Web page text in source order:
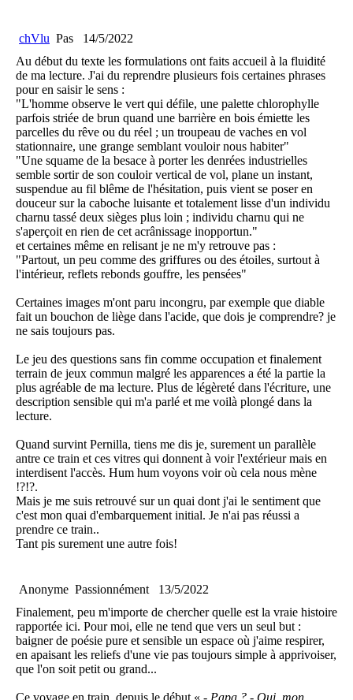
chVlu Pas
14/5/2022
Au début du texte les formulations ont faits accueil à la fluidité
de ma lecture. J'ai du reprendre plusieurs fois certaines phrases
pour en saisir le sens :
"L'homme observe le vert qui défile, une palette chlorophylle
parfois striée de brun quand une barrière en bois émiette les
parcelles du rêve ou du réel ; un troupeau de vaches en vol
stationnaire, une grange semblant vouloir nous habiter"
"Une squame de la besace à porter les denrées industrielles
semble sortir de son couloir vertical de vol, plane un instant,
suspendue au fil blême de l'hésitation, puis vient se poser en
douceur sur la caboche luisante et totalement lisse d'un individu
charnu tassé deux sièges plus loin ; individu charnu qui ne
s'aperçoit en rien de cet acrânissage inopportun."
et certaines même en relisant je ne m'y retrouve pas :
"Partout, un peu comme des griffures ou des étoiles, surtout à
l'intérieur, reflets rebonds gouffre, les pensées"
Certaines images m'ont paru incongru, par exemple que diable
fait un bouchon de liège dans l'acide, que dois je comprendre? je
ne sais toujours pas.
Le jeu des questions sans fin comme occupation et finalement
terrain de jeux commun malgré les apparences a été la partie la
plus agréable de ma lecture. Plus de légèreté dans l'écriture, une
description sensible qui m'a parlé et me voilà plongé dans la
lecture.
Quand survint Pernilla, tiens me dis je, surement un parallèle
antre ce train et ces vitres qui donnent à voir l'extérieur mais en
interdisent l'accès. Hum hum voyons voir où cela nous mène
!?!?.
Mais je me suis retrouvé sur un quai dont j'ai le sentiment que
c'est mon quai d'embarquement initial. Je n'ai pas réussi a
prendre ce train..
Tant pis surement une autre fois!
Anonyme Passionnément
13/5/2022
Finalement, peu m'importe de chercher quelle est la vraie histoire
rapportée ici. Pour moi, elle ne tend que vers un seul but :
baigner de poésie pure et sensible un espace où j'aime respirer,
en apaisant les reliefs d'une vie pas toujours simple à apprivoiser,
que l'on soit petit ou grand...
Ce voyage en train, depuis le début « - Papa ? - Oui, mon